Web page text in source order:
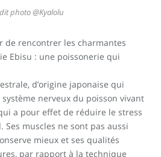
photo @Kyalolu
de rencontrer les charmantes
Ebisu : une poissonerie qui
d’origine japonaise qui
nerveux du poisson vivant
a pour effet de réduire le stress
Ses muscles ne sont pas aussi
mieux et ses qualités
par rapport à la technique